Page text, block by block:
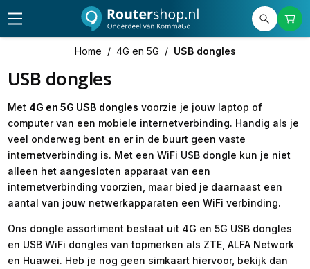
Home / 4G en 5G / USB dongles
USB dongles
Met 4G en 5G USB dongles voorzie je jouw laptop of
computer van een mobiele internetverbinding. Handig als je
veel onderweg bent en er in de buurt geen vaste
internetverbinding is. Met een WiFi USB dongle kun je niet
alleen het aangesloten apparaat van een
internetverbinding voorzien, maar bied je daarnaast een
aantal van jouw netwerkapparaten een WiFi verbinding.
Ons dongle assortiment bestaat uit 4G en 5G USB dongles
en USB WiFi dongles van topmerken als ZTE, ALFA Network
en Huawei. Heb je nog geen simkaart hiervoor, bekijk dan